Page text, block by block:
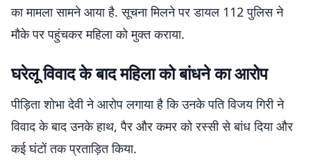
का मामला सामने आया है. सूचना मिलने पर डायल 112 पुलिस ने
मौके पर पहुंचकर महिला को मुक्त कराया.
घरेलू विवाद के बाद महिला को बांधने का आरोप
पीड़िता शोभा देवी ने आरोप लगाया है कि उनके पति विजय गिरी ने
विवाद के बाद उनके हाथ, पैर और कमर को रस्सी से बांध दिया और
कई घंटों तक प्रताड़ित किया.